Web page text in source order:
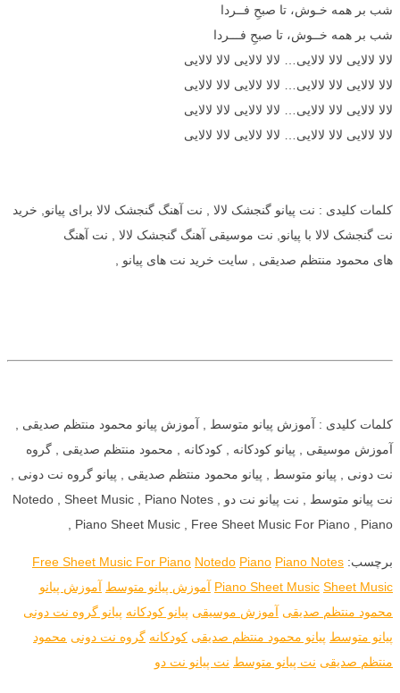
شب بر همه خـوش، تا صبحِ فــردا
شب بر همه خــوش، تا صبحِ فـــردا
لالا لالایی لالا لالایی… لالا لالایی لالا لالایی
لالا لالایی لالا لالایی… لالا لالایی لالا لالایی
لالا لالایی لالا لالایی… لالا لالایی لالا لالایی
لالا لالایی لالا لالایی… لالا لالایی لالا لالایی
کلمات کلیدی : نت پیانو گنجشک لالا , نت آهنگ گنجشک لالا برای پیانو, خرید
نت گنجشک لالا با پیانو, نت موسیقی آهنگ گنجشک لالا , نت آهنگ
های محمود منتظم صدیقی , سایت خرید نت های پیانو ,
کلمات کلیدی : آموزش پیانو متوسط , آموزش پیانو محمود منتظم صدیقی ,
آموزش موسیقی , پیانو کودکانه , کودکانه , محمود منتظم صدیقی , گروه
نت دونی , پیانو متوسط , پیانو محمود منتظم صدیقی , پیانو گروه نت دونی ,
نت پیانو متوسط , نت پیانو نت دو , Notedo , Sheet Music , Piano Notes
, Piano Sheet Music , Free Sheet Music For Piano , Piano
برچسب: Free Sheet Music For Piano Notedo Piano Piano Notes
Piano Sheet Music Sheet Music آموزش پیانو متوسط آموزش پیانو
محمود منتظم صدیقی آموزش موسیقی پیانو کودکانه پیانو گروه نت دونی
پیانو متوسط پیانو محمود منتظم صدیقی کودکانه گروه نت دونی محمود
منتظم صدیقی نت پیانو متوسط نت پیانو نت دو